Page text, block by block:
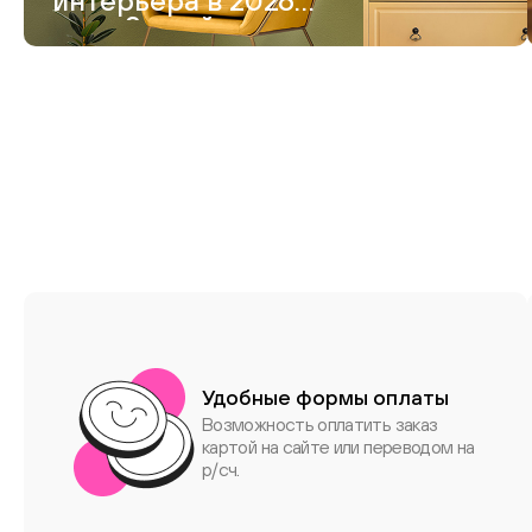
году. 8 идей модного
дизайна
Удобные формы оплаты
Возможность оплатить заказ
картой на сайте или переводом на
р/сч.